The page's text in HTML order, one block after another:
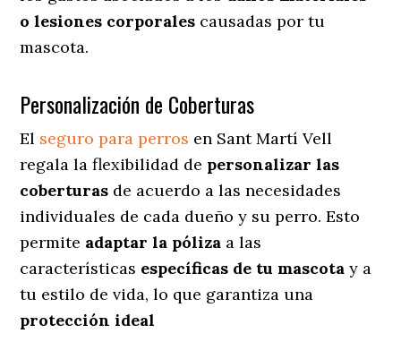
o lesiones corporales causadas por tu
mascota.
Personalización de Coberturas
El seguro para perros en Sant Martí Vell
regala la flexibilidad de personalizar las
coberturas de acuerdo a las necesidades
individuales de cada dueño y su perro. Esto
permite adaptar la póliza a las
características específicas de tu mascota y a
tu estilo de vida, lo que garantiza una
protección ideal